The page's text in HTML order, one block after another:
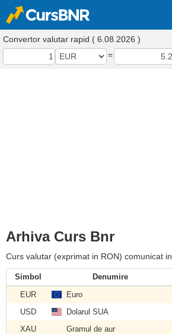
Convertor valutar rapid ( 6.08.2026 )
=
Arhiva Curs Bnr
Curs valutar (exprimat in RON) comunicat
Simbol Denumire
EUR
Euro
USD
Dolarul SUA
XAU
Gramul de aur